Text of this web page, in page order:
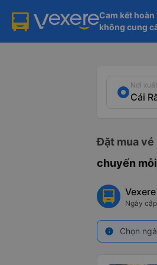
Cam kết hoàn
không cung
Nơi
Đặt mua vé
chuyến
Ngày
info Chọn